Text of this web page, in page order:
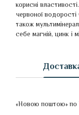
корисні
червоної водорості
також
себе магній, цинк і
«Новою поштою» по